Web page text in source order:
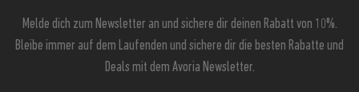
Melde dich zum Newsletter an und sichere dir deinen Rabatt von 10%.
Bleibe immer auf dem Laufenden und sichere dir die besten Rabatte und
Deals mit dem Avoria Newsletter.